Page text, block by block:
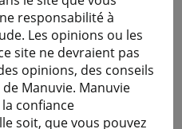
responsabilité à
Les opinions ou les
site ne devraient pas
opinions, des conseils
Manuvie. Manuvie
confiance
soit, que vous pouvez
plus
étudiants offre aux
études loin de la